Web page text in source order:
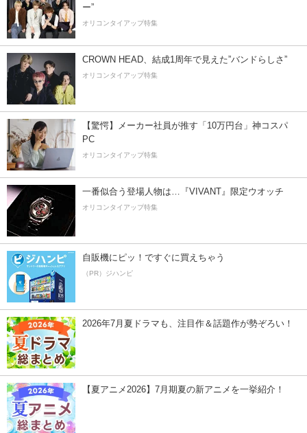
ー”
オリコンタイアップ特集
CROWN HEAD、結成1周年で見えた”バンドらしさ”
オリコンタイアップ特集
【驚愕】メーカー社員が推す「10万円台」神コスパ
PC
オリコンタイアップ特集
一番似合う登場人物は…『VIVANT』限定ウオッチ
オリコンタイアップ特集
自販機にピッ！ですぐに買えちゃう
（PR）ジハンピ
2026年7月夏ドラマも、注目作＆話題作が勢ぞろい！
【夏アニメ2026】7月期夏の新アニメを一挙紹介！